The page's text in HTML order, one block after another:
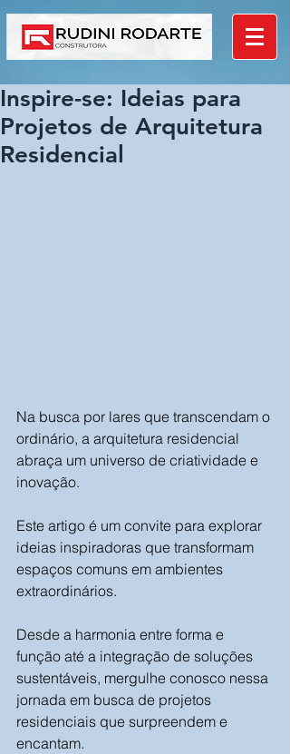
Inspire-se: Ideias para
Projetos de Arquitetura
Residencial
Na busca por lares que transcendam o
ordinário, a arquitetura residencial
abraça um universo de criatividade e
inovação.
Este artigo é um convite para explorar
ideias inspiradoras que transformam
espaços comuns em ambientes
extraordinários.
Desde a harmonia entre forma e
função até a integração de soluções
sustentáveis, mergulhe conosco nessa
jornada em busca de projetos
residenciais que surpreendem e
encantam.